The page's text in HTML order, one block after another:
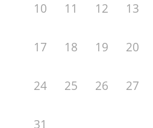
10 11 12 13
17 18 19 20
24 25 26 27
31